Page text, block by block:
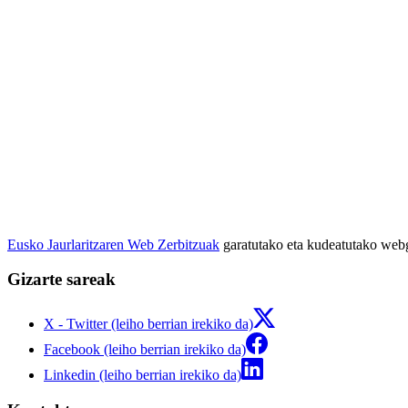
Eusko Jaurlaritzaren Web Zerbitzuak garatutako eta kudeatutako
Gizarte sareak
X - Twitter (leiho berrian irekiko da)
Facebook (leiho berrian irekiko da)
Linkedin (leiho berrian irekiko da)